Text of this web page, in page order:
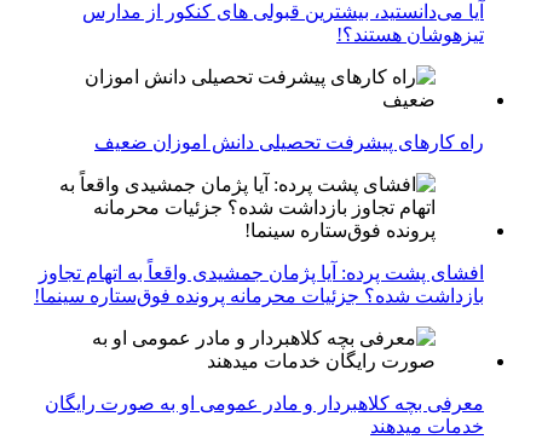
آیا می‌دانستید، بیشترین قبولی های کنکور از مدارس
تیزهوشان هستند؟!
راه کارهای پیشرفت تحصیلی دانش اموزان ضعیف
افشای پشت پرده: آیا پژمان جمشیدی واقعاً به اتهام تجاوز
بازداشت شده؟ جزئیات محرمانه پرونده فوق‌ستاره سینما!
معرفی بچه کلاهبردار و مادر عمومی او به صورت رایگان
خدمات میدهند